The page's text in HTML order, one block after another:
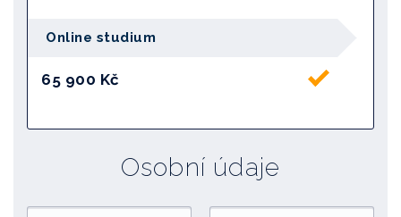
Online studium
65 900 Kč
Osobní údaje